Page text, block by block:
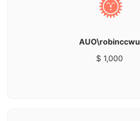
AUO\robinccwu
$ 1,000